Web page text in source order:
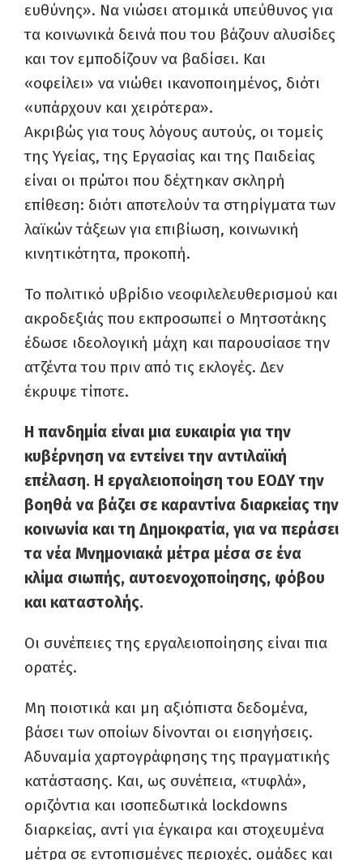
ευθύνης». Να νιώσει ατομικά υπεύθυνος για
τα κοινωνικά δεινά που του βάζουν αλυσίδες
και τον εμποδίζουν να βαδίσει. Και
«οφείλει» να νιώθει ικανοποιημένος, διότι
«υπάρχουν και χειρότερα».
Ακριβώς για τους λόγους αυτούς, οι τομείς
της Υγείας, της Εργασίας και της Παιδείας
είναι οι πρώτοι που δέχτηκαν σκληρή
επίθεση: διότι αποτελούν τα στηρίγματα των
λαϊκών τάξεων για επιβίωση, κοινωνική
κινητικότητα, προκοπή.
Το πολιτικό υβρίδιο νεοφιλελευθερισμού και
ακροδεξιάς που εκπροσωπεί ο Μητσοτάκης
έδωσε ιδεολογική μάχη και παρουσίασε την
ατζέντα του πριν από τις εκλογές. Δεν
έκρυψε τίποτε.
Η πανδημία είναι μια ευκαιρία για την
κυβέρνηση να εντείνει την αντιλαϊκή
επέλαση. Η εργαλειοποίηση του ΕΟΔΥ την
βοηθά να βάζει σε καραντίνα διαρκείας την
κοινωνία και τη Δημοκρατία, για να περάσει
τα νέα Μνημονιακά μέτρα μέσα σε ένα
κλίμα σιωπής, αυτοενοχοποίησης, φόβου
και καταστολής.
Οι συνέπειες της εργαλειοποίησης είναι πια
ορατές.
Μη ποιοτικά και μη αξιόπιστα δεδομένα,
βάσει των οποίων δίνονται οι εισηγήσεις.
Αδυναμία χαρτογράφησης της πραγματικής
κατάστασης. Και, ως συνέπεια, «τυφλά»,
οριζόντια και ισοπεδωτικά lockdowns
διαρκείας, αντί για έγκαιρα και στοχευμένα
μέτρα σε εντοπισμένες περιοχές, ομάδες και